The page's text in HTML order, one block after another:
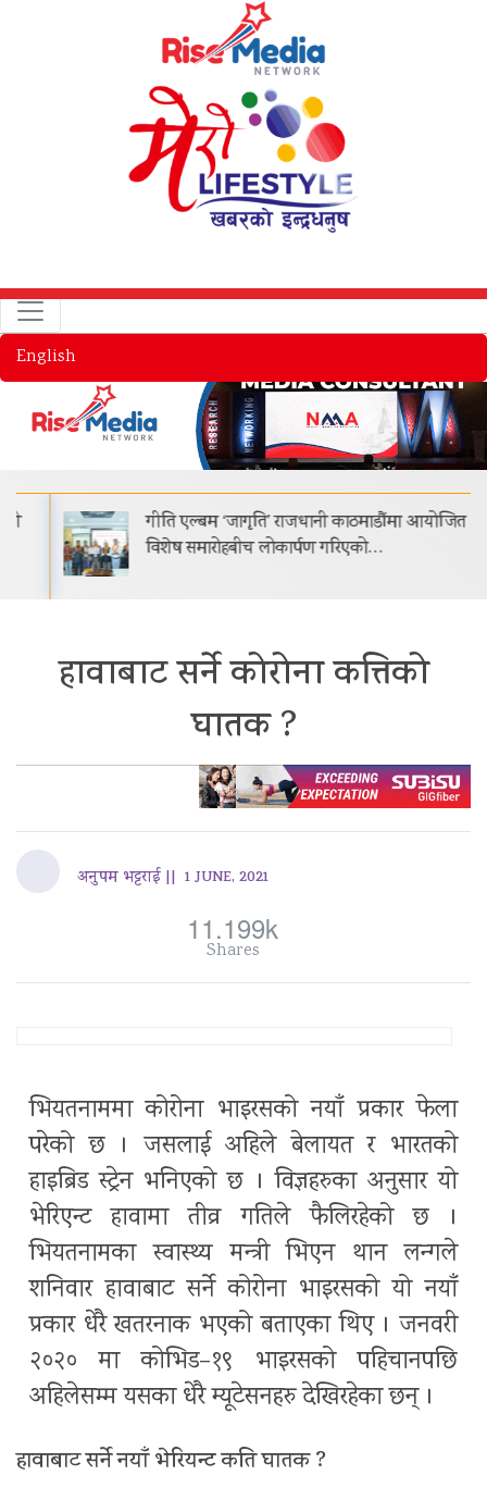
English
गीति एल्बम ‘जागृति’ राजधानी काठमाडौंमा आयोजित
विशेष समारोहबीच लोकार्पण गरिएको…
हावाबाट सर्ने कोरोना कत्तिको
घातक ?
अनुपम भट्टराई || 1 JUNE, 2021
11.199k
Shares
भियतनाममा कोरोना भाइरसको नयाँ प्रकार फेला
परेको छ । जसलाई अहिले बेलायत र भारतको
हाइब्रिड स्ट्रेन भनिएको छ । विज्ञहरुका अनुसार यो
भेरिएन्ट हावामा तीव्र गतिले फैलिरहेको छ ।
भियतनामका स्वास्थ्य मन्त्री भिएन थान लन्गले
शनिवार हावाबाट सर्ने कोरोना भाइरसको यो नयाँ
प्रकार धेरै खतरनाक भएको बताएका थिए । जनवरी
२०२० मा कोभिड–१९ भाइरसको पहिचानपछि
अहिलेसम्म यसका धेरै म्यूटेसनहरु देखिरहेका छन् ।
हावाबाट सर्ने नयाँ भेरियन्ट कति घातक ?